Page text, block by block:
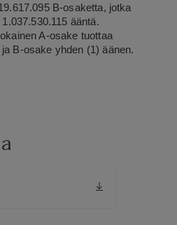
B-osaketta, jotka
ääntä.
A-osake tuottaa
B-osake yhden (1) äänen.